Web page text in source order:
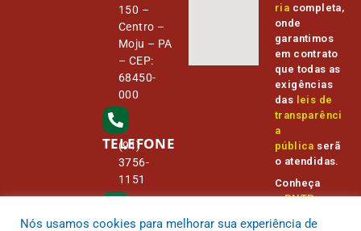
150 –
Centro –
Moju – PA
– CEP:
68450-
000
TELEFONE
(91)
3756-
1151
ria completa,
onde
garantimos
em contrato
que todas as
exigências
das leis de
transparênci
a
pública serã
o atendidas.
Conheça
oPNTPe
Nós usamos cookies para melhorar sua experiência de